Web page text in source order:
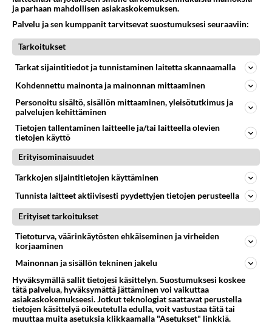
06.08.2026 09:02 Maailman menoa
Onko kaivattusi
Kummallinen jossakin suhteessa?
05.08.2026 17:47
48
671
Mies, olenko ymmärtänyt oikein?
05.08.2026 11:40
Ikävä
625
Kiteen Pallon superpesisjoukkue pelaa huumeiden vaikutuksen alaisena
05.08.2026 03:21
92
621
06.08.2026 03:24
Maailman menoa
463
605
Kauanko olet kaivannut kaivattuasi ja
koska hänet löysit?
05.08.2026 17:19
38
592
Osallistu keskusteluun
Jos SDP ei voita reilusti, persut kumoavat demokratian Suomesta
Näin tekisi ainakin Rydman seuratessaan idolinsa Trumpin mallia https://www.is.fi/politiikka/art-2000012187244.html
ja parhaan mahdollisen asiakaskokemuksen.
Palvelu ja sen kumppanit tarvitsevat suostumuksesi seuraaviin:
Tarkoitukset
Tarkat sijaintitiedot ja tunnistaminen laitetta skannaamalla
Kohdennettu mainonta ja mainonnan mittaaminen
Personoitu sisältö, sisällön mittaaminen, yleisötutkimus ja
palvelujen kehittäminen
Tietojen tallentaminen laitteelle ja/tai laitteella olevien
tietojen käyttö
Erityisominaisuudet
Tarkkojen sijaintitietojen käyttäminen
Tunnista laitteet aktiivisesti pyydettyjen tietojen perusteella
Erityiset tarkoitukset
Tietoturva, väärinkäytösten ehkäiseminen ja virheiden
korjaaminen
Mainonnan ja sisällön tekninen jakelu
Hyväksymällä sallit tietojesi käsittelyn. Suostumuksesi koskee
tätä palvelua, hyväksymättä jättäminen voi vaikuttaa
asiakaskokemukseesi. Jotkut teknologiat saattavat perustella
tietojen käsittelyä oikeutetulla edulla, voit vastustaa tätä tai
muuttaa muita asetuksia klikkaamalla "Asetukset" linkkiä.